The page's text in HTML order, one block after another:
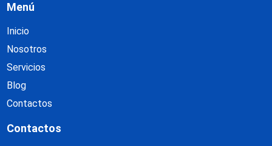
Menú
Inicio
Nosotros
Servicios
Blog
Contactos
Contactos